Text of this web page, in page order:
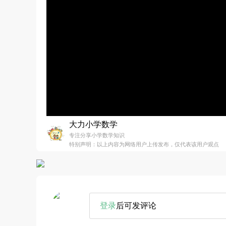
大力小学数学
专注分享小学数学知识
特别声明：以上内容为网络用户上传发布，仅代表该用户观点
登录后可发评论